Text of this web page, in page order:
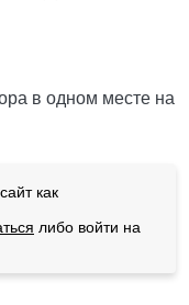
в одном месте на
как
либо войти на